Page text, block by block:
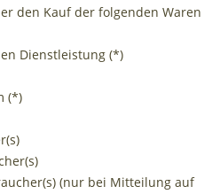
den Kauf der folgenden Waren
Dienstleistung (*)
(*)
(nur bei Mitteilung auf